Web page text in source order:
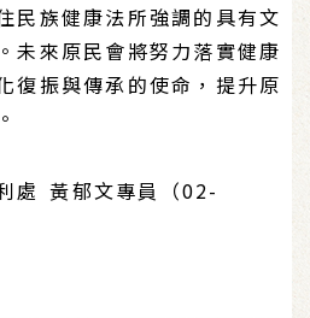
民族健康法所強調的具有文
未來原民會將努力落實健康
復振與傳承的使命，提升原
處 黃郁文專員（02-